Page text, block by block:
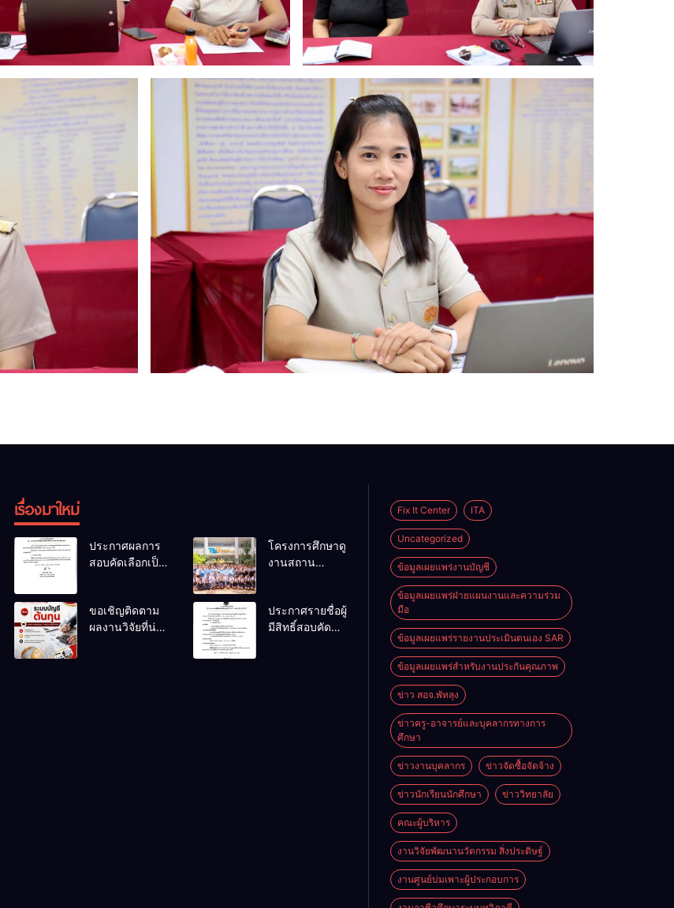
เรื่องมาใหม่
ประกาศผลการ
สอบคัดเลือกเป็น
พนักงานขับ
รถยนต์
โครงการศึกษาดู
งานสถาน
ปวช.๑ แผนก
วิชาเทคโนโลยี
ขอเชิญติดตาม
ผลงานวิจัยที่น่า
ประกาศรายชื่อผู้
มีสิทธิ์สอบคัด
Fix It Center ITA
Uncategorized
ข้อมูลเผยแพร่งานบัญชี
ข้อมูลเผยแพร่ฝ่ายแผนงานและความร่วม
มือ
ข้อมูลเผยแพร่รายงานประเมินตนเอง SAR
ข้อมูลเผยแพร่สำหรับงานประกันคุณภาพ
ข่าว สอจ.พัทลุง
ข่าวครู-อาจารย์และบุคลากรทางการ
ศึกษา
ข่าวงานบุคลากร ข่าวจัดซื้อจัดจ้าง
ข่าวนักเรียนนักศึกษา ข่าววิทยาลัย
คณะผู้บริหาร
งานวิจัยพัฒนานวัตกรรม สิ่งประดิษฐ์
งานศูนย์บ่มเพาะผู้ประกอบการ